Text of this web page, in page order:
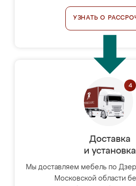
УЗНАТЬ О
Доставка
и установка
Мы доставляем мебель по
Московской области